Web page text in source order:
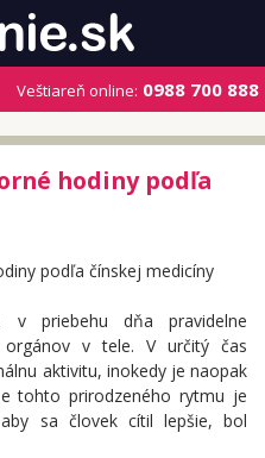
Veštiareň online: 0988 700 888
hodiny podľa
v priebehu dňa pravidelne
orgánov v tele. V určitý čas
aktivitu, inokedy je naopak
tohto prirodzeného rytmu je
sa človek cítil lepšie, bol